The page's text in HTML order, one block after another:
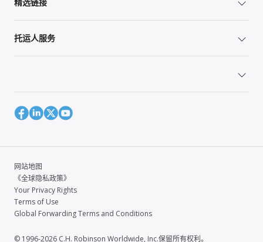
托运人服务
网站地图
《全球隐私政策》
Your Privacy Rights
Terms of Use
Global Forwarding Terms and Conditions
© 1996-2026 C.H. Robinson Worldwide, Inc.保留所有权利。